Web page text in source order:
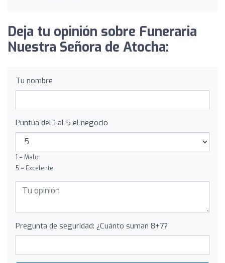
Deja tu opinión sobre Funeraria
Nuestra Señora de Atocha:
Tu nombre
Puntúa del 1 al 5 el negocio
1 = Malo
5 = Excelente
Pregunta de seguridad: ¿Cuánto suman 8+7?